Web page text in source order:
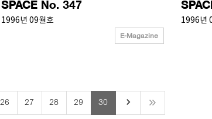
SPACE No. 347
1996년 09월호
E-Magazine
1996년
26 27 28 29 30 keyboard_arrow_right